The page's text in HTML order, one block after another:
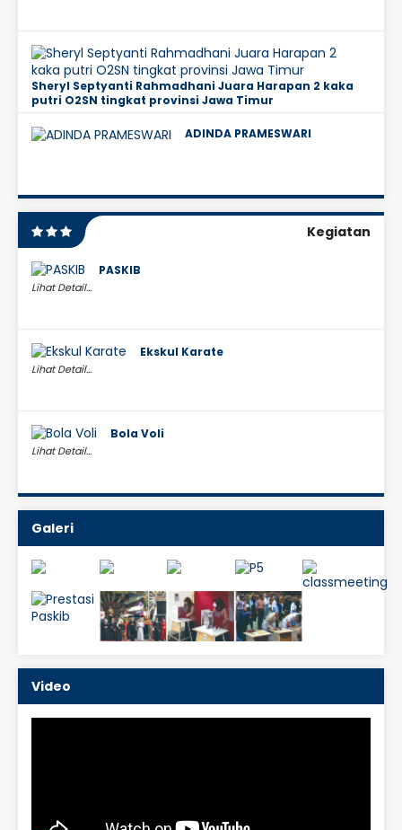
Sheryl Septyanti Rahmadhani Juara Harapan 2 kaka
putri O2SN tingkat provinsi Jawa Timur
ADINDA PRAMESWARI
Kegiatan
PASKIB
Lihat Detail...
Ekskul Karate
Lihat Detail...
Bola Voli
Lihat Detail...
Galeri
Video